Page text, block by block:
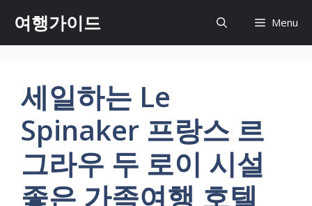
츠
여행가이드 Menu
세일하는 Le
Spinaker 프랑스 르
그라우 두 로이 시설
좋은 가족여행 호텔